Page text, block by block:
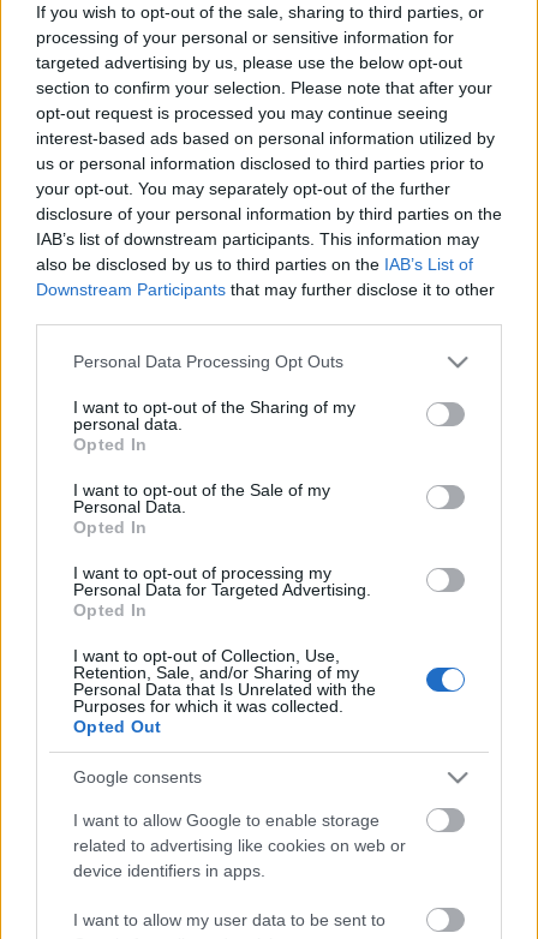
If you wish to opt-out of the sale, sharing to third parties, or
processing of your personal or sensitive information for
targeted advertising by us, please use the below opt-out
section to confirm your selection. Please note that after your
opt-out request is processed you may continue seeing
interest-based ads based on personal information utilized by
us or personal information disclosed to third parties prior to
your opt-out. You may separately opt-out of the further
disclosure of your personal information by third parties on the
IAB’s list of downstream participants. This information may
also be disclosed by us to third parties on the IAB’s List of
Downstream Participants that may further disclose it to other
Please note that this website/app uses one or more Google
not limited to your visit or usage behaviour. You may click to
grant or deny consent to Google and its third-party tags to
use your data for below specified purposes in below Google
consent section.
Personal Data Processing Opt Outs
I want to opt-out of the Sharing of my
personal data.
Opted In
I want to opt-out of the Sale of my
Personal Data.
Opted In
I want to opt-out of processing my
Personal Data for Targeted Advertising.
Opted In
I want to opt-out of Collection, Use,
Retention, Sale, and/or Sharing of my
Personal Data that Is Unrelated with the
Purposes for which it was collected.
Opted Out
Google consents
I want to allow Google to enable storage
related to advertising like cookies on web or
device identifiers in apps.
I want to allow my user data to be sent to
LEGFRISSEBB
Országos hírek
Kecskeméten is szakirányú
továbbképzésekkel erősít a Gál Ferenc
Egyetem
Országos hírek
SZÚNYOGINVÁZIÓ ELKERÜLÉSÉBEN
Országos hírek
TÚLFOGYASZTÁS NAPJA - JÚLIUS 30-RA
FELHASZNÁLTA AZ EMBERISÉG A FÖLD EGÉSZ
ÉVRE ELEGENDŐ ERŐFORRÁSAIT
Helyi hírek
Beindult az őszibarackszezon, szeptemberig élvezhetjük
A világon évente mintegy 25 millió tonna őszibarack terem, Kína
- csaknem 17 millió tonnával - messze a legnagyobb termelő.
HIRDETÉS